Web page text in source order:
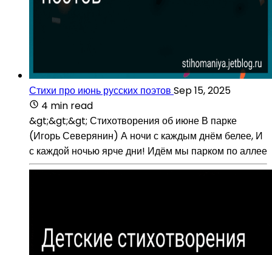
Стихи про июнь русских поэтов Sep 15, 2025
4 min read
&gt;&gt;&gt; Стихотворения об июне В парке
(Игорь Северянин) А ночи с каждым днём белее, И
с каждой ночью ярче дни! Идём мы парком по аллее